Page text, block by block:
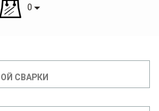
0
СВАРКИ